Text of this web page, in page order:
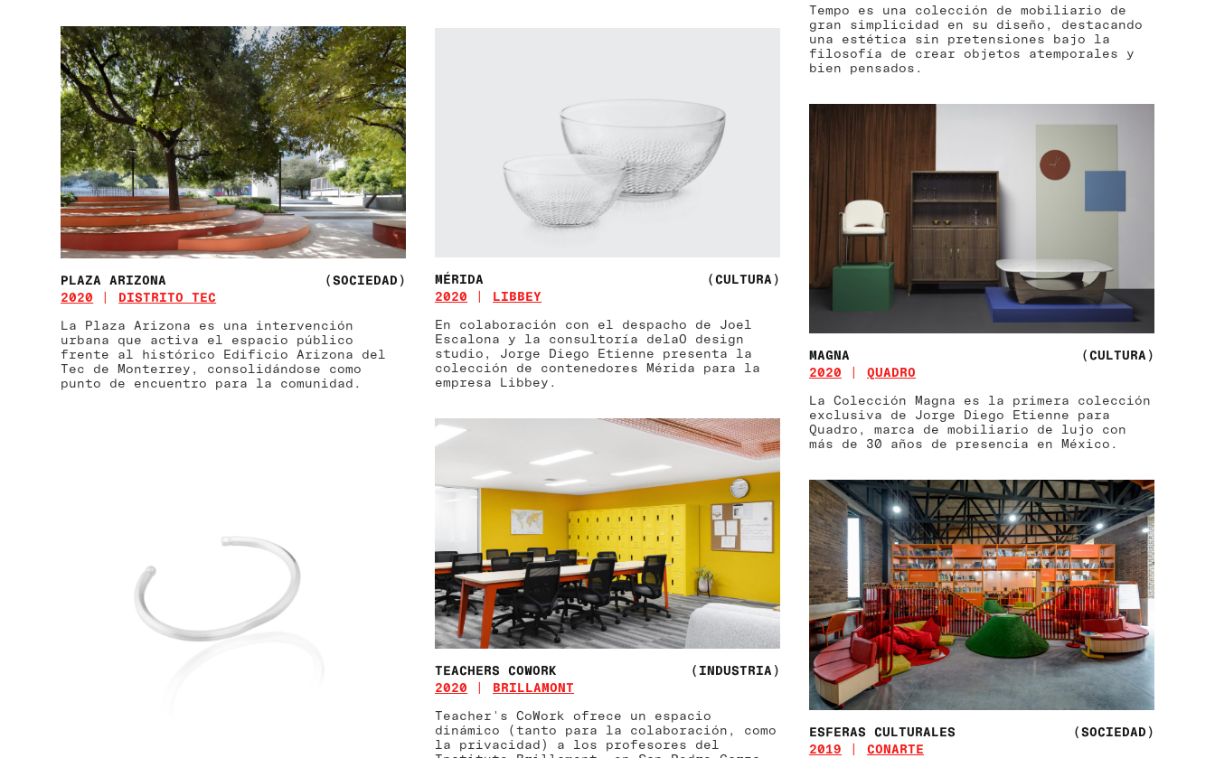
Tempo es una colección de mobiliario de
gran simplicidad en su diseño, destacando
una estética sin pretensiones bajo la
filosofía de crear objetos atemporales y
bien pensados.
PLAZA ARIZONA
(SOCIEDAD)
2020
DISTRITO TEC
La Plaza Arizona es una intervención
urbana que activa el espacio público
frente al histórico Edificio Arizona del
Tec de Monterrey, consolidándose como
punto de encuentro para la comunidad.
MÉRIDA
(CULTURA)
2020
LIBBEY
En colaboración con el despacho de Joel
Escalona y la consultoría delaO design
studio, Jorge Diego Etienne presenta la
colección de contenedores Mérida para la
empresa Libbey.
MAGNA
(CULTURA)
2020
QUADRO
La Colección Magna es la primera colección
exclusiva de Jorge Diego Etienne para
Quadro, marca de mobiliario de lujo con
más de 30 años de presencia en México.
TEACHERS COWORK
(INDUSTRIA)
2020
BRILLAMONT
Teacher's CoWork ofrece un espacio
dinámico (tanto para la colaboración, como
la privacidad) a los profesores del
ESFERAS CULTURALES
(SOCIEDAD)
2019
CONARTE